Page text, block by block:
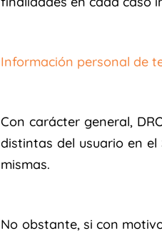
Información personal de
Con carácter general,
distintas del usuario en el
mismas.
No obstante, si con